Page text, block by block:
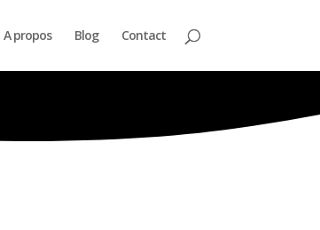
A propos Blog Contact